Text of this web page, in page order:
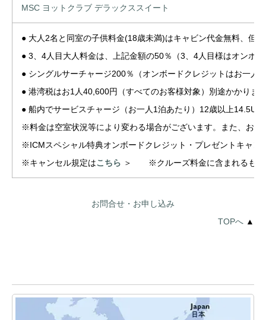
MSC ヨットクラブ デラックススイート
● 大人2名と同室の子供料金(18歳未満)はキャビン代金無料、但
● 3、4人目大人料金は、上記金額の50％（3、4人目様はオンボ
● シングルサーチャージ200％（オンボードクレジットはお一人
● 港湾税はお1人40,600円（すべてのお客様対象）別途かかりま
● 船内でサービスチャージ（お一人1泊あたり）12歳以上
※料金は空室状況等により変わる場合がございます。また、お
※ICMスペシャル特典オンボードクレジット・プレゼントキャ
※キャンセル規定はこちら ＞ ※クルーズ料金に含まれるもの
お問合せ・お申し込み
TOPへ ▲